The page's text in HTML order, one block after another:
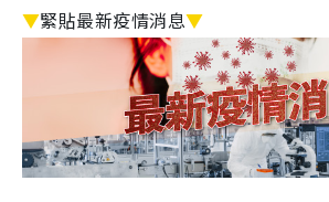
▼緊貼最新疫情消息▼